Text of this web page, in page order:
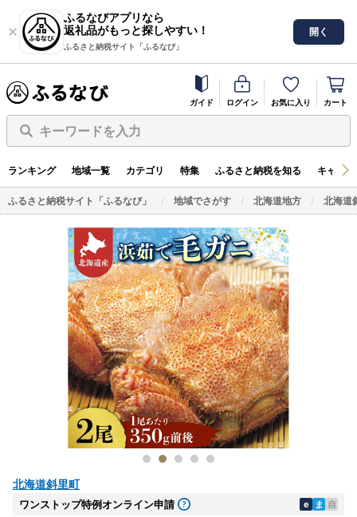
ふるなびアプリなら
返礼品がもっと探しやすい！
ふるさと納税サイト「ふるなび」
開く
ガイド ログイン お気に入り カート
キーワードを入力
ランキング 地域一覧 カテゴリ 特集 ふるさと納税を知る キャン
ふるさと納税サイト「ふるなび」 地域でさがす 北海道地方 北海道
北海道斜里町
ワンストップ特例オンライン申請 e ま 自